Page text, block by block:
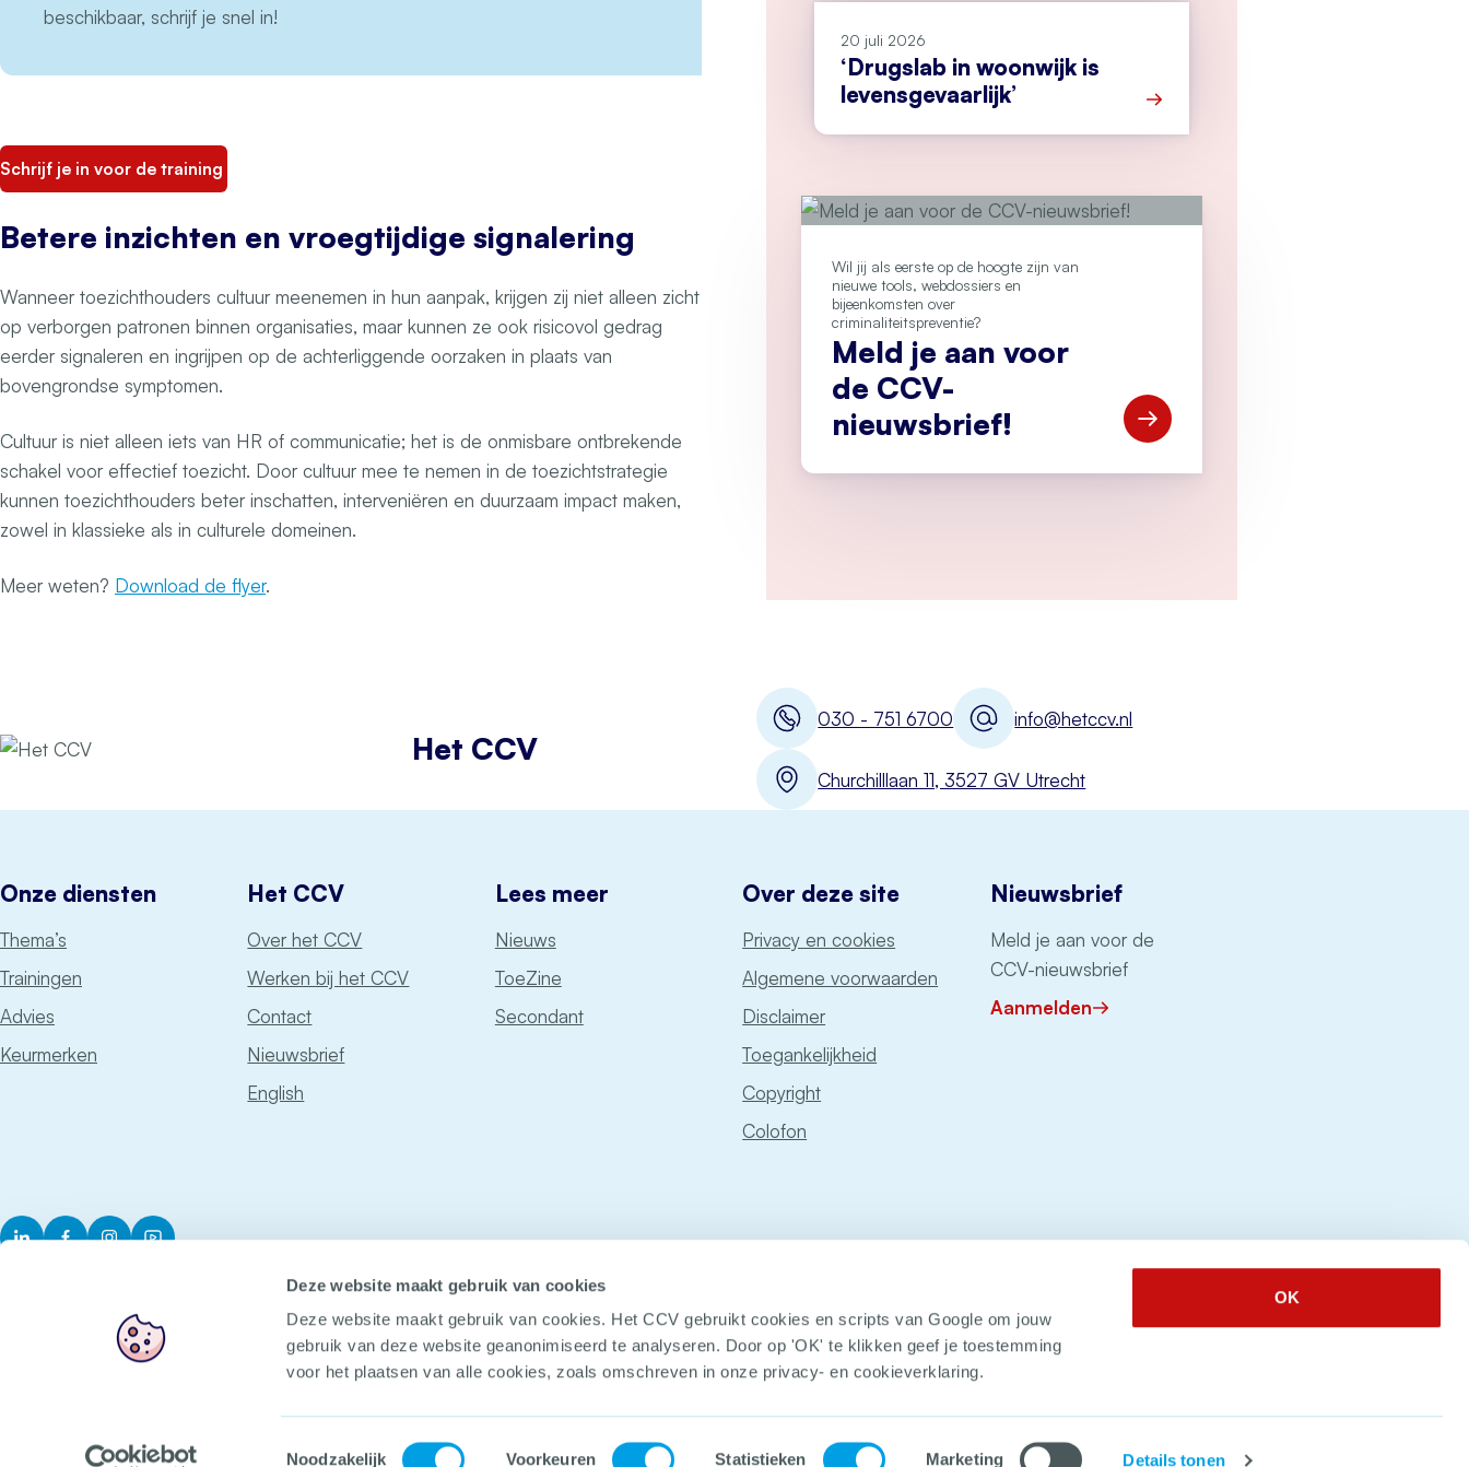
Deze website maakt gebruik van cookies
Deze website maakt gebruik van cookies. Het CCV gebruikt cookies en scripts van Google om jouw
gebruik van deze website geanonimiseerd te analyseren. Door op 'OK' te klikken geef je toestemming
voor het plaatsen van alle cookies, zoals omschreven in onze privacy- en cookieverklaring.
Toestemmingsselectie
Noodzakelijk Voorkeuren Statistieken Marketing Details tonen
OK
beschikbaar, schrijf je snel in!
Schrijf je in voor de training
Betere inzichten en vroegtijdige signalering
Wanneer toezichthouders cultuur meenemen in hun aanpak, krijgen zij niet alleen zicht
op verborgen patronen binnen organisaties, maar kunnen ze ook risicovol gedrag
eerder signaleren en ingrijpen op de achterliggende oorzaken in plaats van
bovengrondse symptomen.
Cultuur is niet alleen iets van HR of communicatie; het is de onmisbare ontbrekende
schakel voor effectief toezicht. Door cultuur mee te nemen in de toezichtstrategie
kunnen toezichthouders beter inschatten, interveniëren en duurzaam impact maken,
zowel in klassieke als in culturele domeinen.
Meer weten? Download de flyer.
20 juli 2026
‘Drugslab in woonwijk is
levensgevaarlijk’
Wil jij als eerste op de hoogte zijn van
nieuwe tools, webdossiers en
bijeenkomsten over
criminaliteitspreventie?
Meld je aan voor
de CCV-
nieuwsbrief!
Open Meld je aan voor de CCV-
030 - 751 6700 info@hetccv.nl
Churchilllaan 11, 3527 GV Utrecht
Het CCV
Onze diensten
Thema’s
Trainingen
Advies
Keurmerken
Het CCV
Over het CCV
Werken bij het CCV
Contact
Nieuwsbrief
English
Lees meer
Nieuws
ToeZine
Secondant
Over deze site
Privacy en cookies
Algemene voorwaarden
Disclaimer
Toegankelijkheid
Copyright
Colofon
Nieuwsbrief
Meld je aan voor de
CCV-nieuwsbrief
Aanmelden
LinkedInFacebookInstagramYouTube
Voorop in veilig
© Copyright 2026. Alle rechten voorbehouden